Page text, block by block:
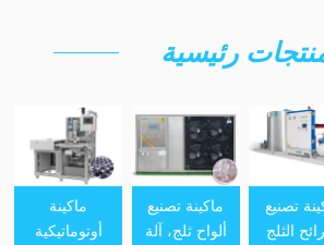
رئيسية
تصنيع
الثلج
ماكينة تصنيع
ألواح ثلج، آلة
ماكينة
أوتوماتيكية